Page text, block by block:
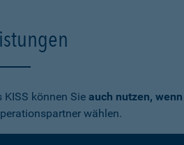
KISS können Sie auch nutzen,
wählen.